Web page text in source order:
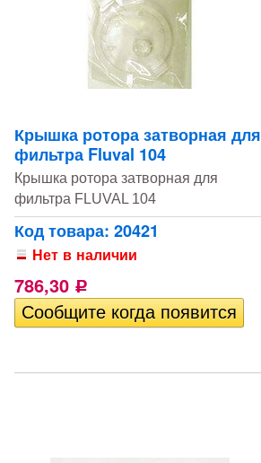
Крышка ротора затворная для
фильтра Fluval 104
Крышка ротора затворная для
фильтра FLUVAL 104
Код товара: 20421
Нет в наличии
786,30 Р